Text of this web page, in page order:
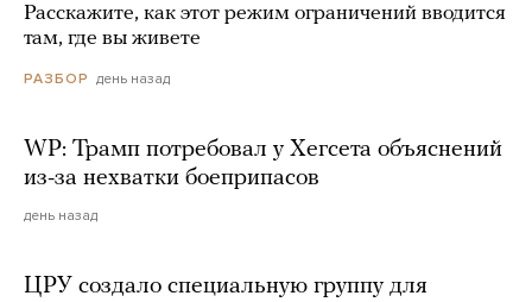
Расскажите, как этот режим ограничений вводится
там, где вы живете
РАЗБОР день назад
WP: Трамп потребовал у Хегсета объяснений
из-за нехватки боеприпасов
день назад
ЦРУ создало специальную группу для